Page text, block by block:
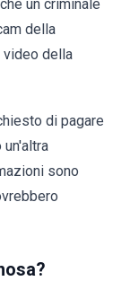
un criminale
della
video della
di pagare
sono